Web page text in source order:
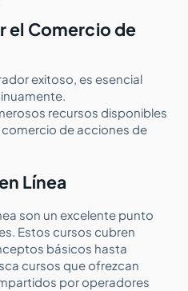
el Comercio de
exitoso, es esencial
recursos disponibles
de acciones de
Línea
son un excelente punto
Estos cursos cubren
básicos hasta
cursos que ofrezcan
por operadores